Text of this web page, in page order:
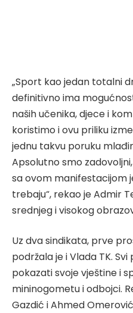
„Sport kao jedan totalni
definitivno ima
naših učenika, djece i
koristimo i ovu priliku
jednu takvu poruku
Apsolutno smo
sa ovom manifestacijom
trebaju“, rekao je Admir
srednjeg i visokog
Uz dva sindikata, prve
podržala je i Vlada TK.
pokazati svoje vještine i
mininogometu i odbojci.
Gazdić i Ahmed